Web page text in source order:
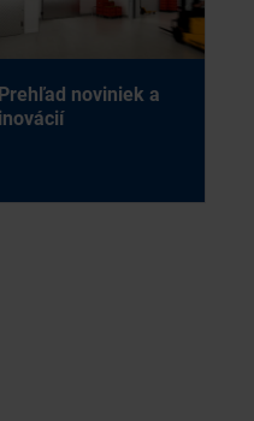
Pre­hľad no­vi­niek a
ino­vá­cií